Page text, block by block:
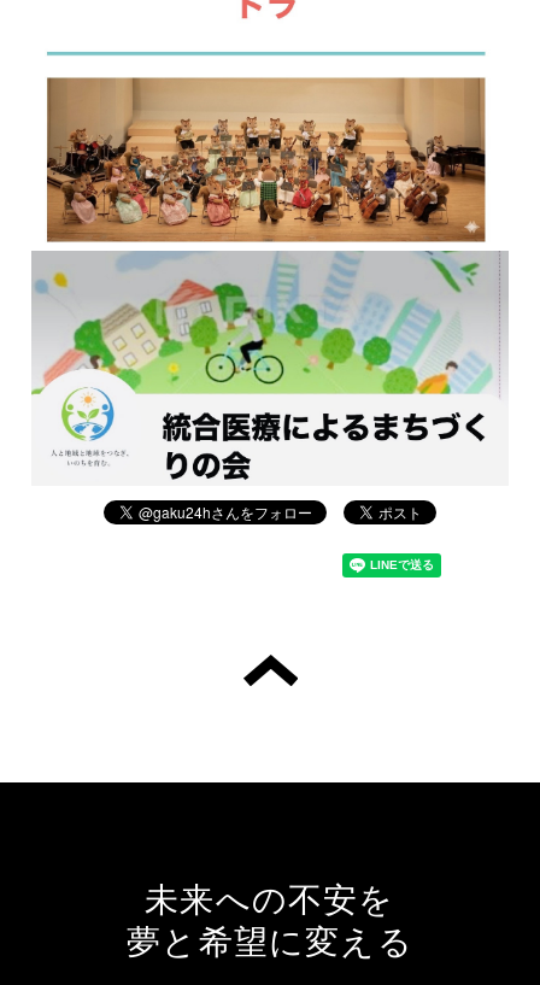
未来への不安を
夢と希望に変える